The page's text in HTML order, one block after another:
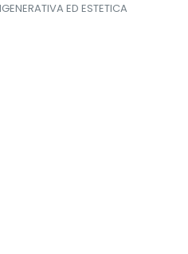
ED ESTETICA